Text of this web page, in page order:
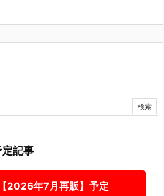
定記事
2026年7月再販】予定